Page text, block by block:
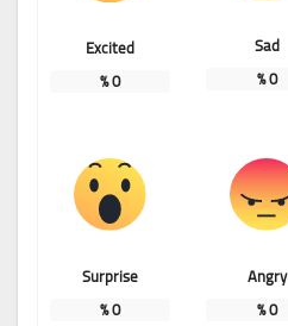
Sad
0
%
Excited
0
%
Angry
0
%
Surprise
0
%